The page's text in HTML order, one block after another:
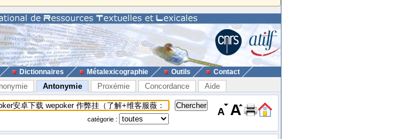
Dictionnaires Métalexicographie Outils Contact
Antonymie Proxémie Concordance Aide
catégorie :